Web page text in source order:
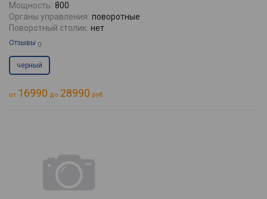
Мощность: 800
Органы управления: поворотные
Поворотный столик: нет
Отзывы 0
черный
от 16990 до 28990 руб.